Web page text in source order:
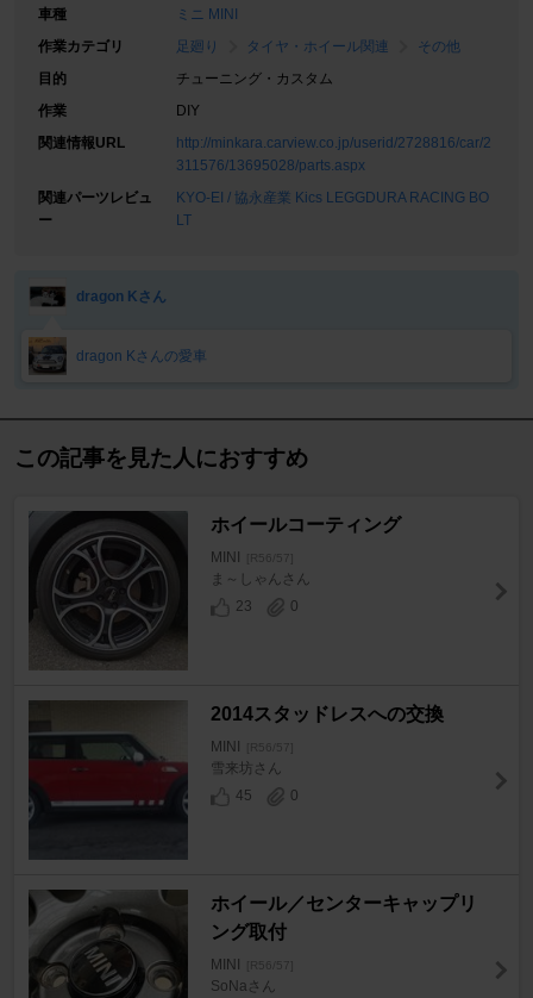
車種
ミニ MINI
作業カテゴリ
足廻り タイヤ・ホイール関連
その他
目的
チューニング・カスタム
作業
DIY
関連情報URL
http://minkara.carview.co.jp/userid/2728816/car/2
311576/13695028/parts.aspx
関連パーツレビュ
ー
KYO-EI / 協永産業 Kics LEGGDURA RACING BO
LT
dragon Kさん
dragon Kさんの愛車
この記事を見た人におすすめ
ホイールコーティング
MINI [R56/57]
ま～しゃんさん
23
0
2014スタッドレスへの交換
MINI [R56/57]
雪来坊さん
45
0
ホイール／センターキャップリ
ング取付
MINI [R56/57]
SoNaさん